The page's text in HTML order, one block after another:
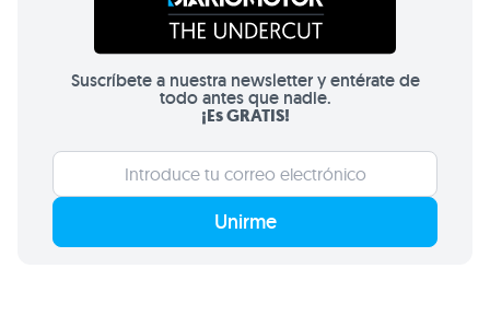
Suscríbete a nuestra newsletter y entérate de
todo antes que nadie.
¡Es GRATIS!
Unirme